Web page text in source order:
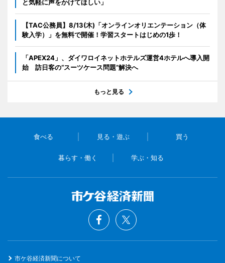
と気軽に声をかけてほしい」
【TAC公務員】8/13(木)「オンラインオリエンテーション（体
験入学）」を無料で開催！学習スタートはじめの1歩！
「APEX24」、ダイワロイネットホテルズ運営4ホテルへ導入開
始 訪日客の“スーツケース問題”解決へ
もっと見る
食べる 見る・遊ぶ 買う
暮らす・働く 学ぶ・知る
市ケ谷経済新聞について